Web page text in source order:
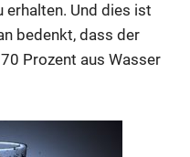
Und dies ist
bedenkt, dass der
Prozent aus Wasser